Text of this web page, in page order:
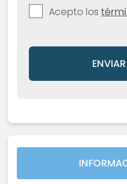
Acepto los